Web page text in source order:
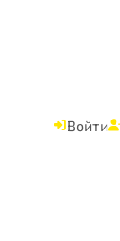
Войти